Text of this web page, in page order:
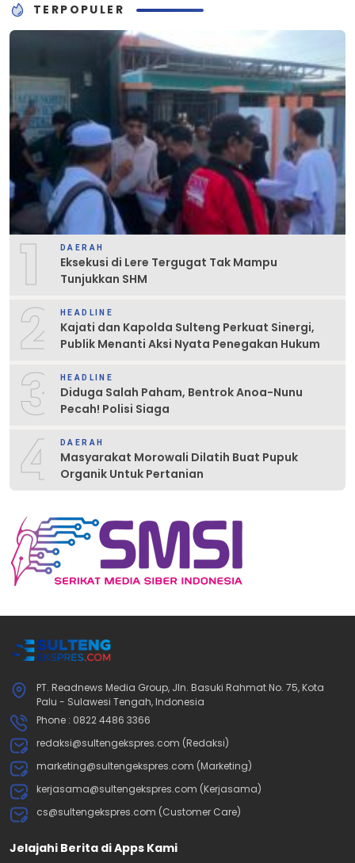
TERPOPULER
1 DAERAH
Eksekusi di Lere Tergugat Tak Mampu
Tunjukkan SHM
2 HEADLINE
Kajati dan Kapolda Sulteng Perkuat Sinergi,
Publik Menanti Aksi Nyata Penegakan Hukum
3 HEADLINE
Diduga Salah Paham, Bentrok Anoa-Nunu
Pecah! Polisi Siaga
4 DAERAH
Masyarakat Morowali Dilatih Buat Pupuk
Organik Untuk Pertanian
PT. Readnews Media Group, Jln. Basuki Rahmat No. 75, Kota
Palu - Sulawesi Tengah, Indonesia
Phone : 0822 4486 3366
redaksi@sultengekspres.com (Redaksi)
marketing@sultengekspres.com (Marketing)
kerjasama@sultengekspres.com (Kerjasama)
cs@sultengekspres.com (Customer Care)
Jelajahi Berita di Apps Kami